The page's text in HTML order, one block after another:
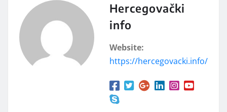
Hercegovački
info
Website:
https://hercegovacki.info/